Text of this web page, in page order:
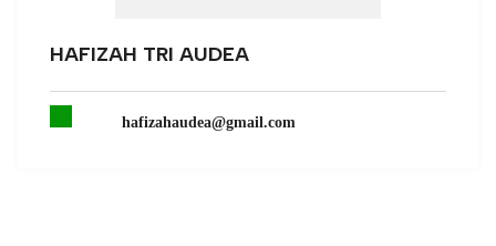
HAFIZAH TRI AUDEA
hafizahaudea@gmail.com